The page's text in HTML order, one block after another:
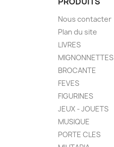
Nous contacter
Plan du site
LIVRES
MIGNONNETTES
BROCANTE
FEVES
FIGURINES
JEUX - JOUETS
MUSIQUE
PORTE CLES